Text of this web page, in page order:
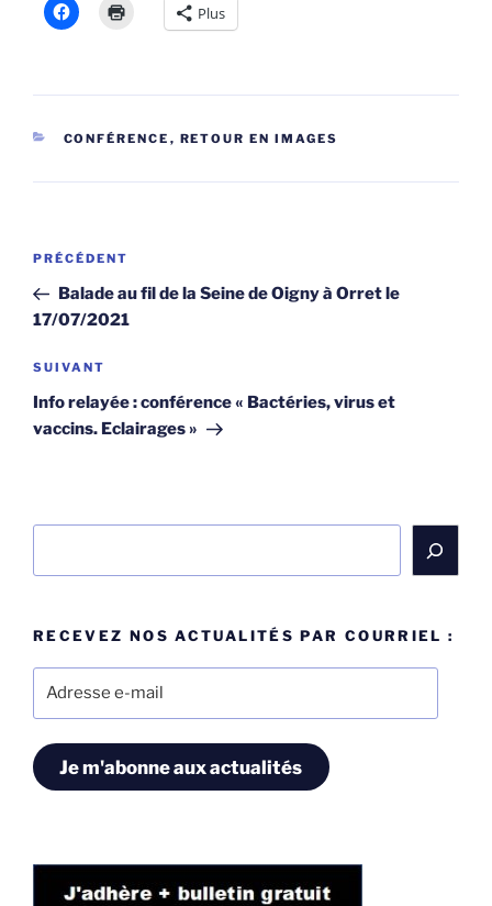
Plus
CATÉGORIES
CONFÉRENCE , RETOUR EN IMAGES
Navigation
l’article
Article
précédent
PRÉCÉDENT
Balade au fil de la Seine de Oigny à Orret le
17/07/2021
Article
suivant
SUIVANT
Info relayée : conférence « Bactéries, virus et
vaccins. Eclairages »
RECEVEZ NOS ACTUALITÉS PAR COURRIEL :
Je m'abonne aux actualités